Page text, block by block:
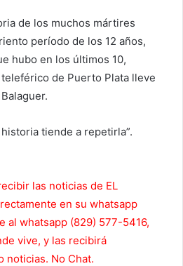
de los muchos mártires
período de los 12 años,
hubo en los últimos 10,
teleférico de Puerto Plata lleve
tiende a repetirla”.
las noticias de EL
en su whatsapp
al whatsapp (829) 577-5416,
vive, y las recibirá
noticias. No Chat.